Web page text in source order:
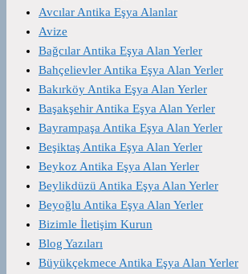
Avcılar Antika Eşya Alanlar
Avize
Bağcılar Antika Eşya Alan Yerler
Bahçelievler Antika Eşya Alan Yerler
Bakırköy Antika Eşya Alan Yerler
Başakşehir Antika Eşya Alan Yerler
Bayrampaşa Antika Eşya Alan Yerler
Beşiktaş Antika Eşya Alan Yerler
Beykoz Antika Eşya Alan Yerler
Beylikdüzü Antika Eşya Alan Yerler
Beyoğlu Antika Eşya Alan Yerler
Bizimle İletişim Kurun
Blog Yazıları
Büyükçekmece Antika Eşya Alan Yerler